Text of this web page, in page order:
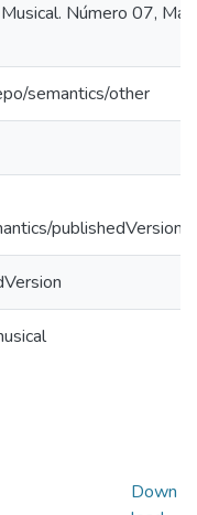
Número 07,
semantics/other
publishedVersion
Down